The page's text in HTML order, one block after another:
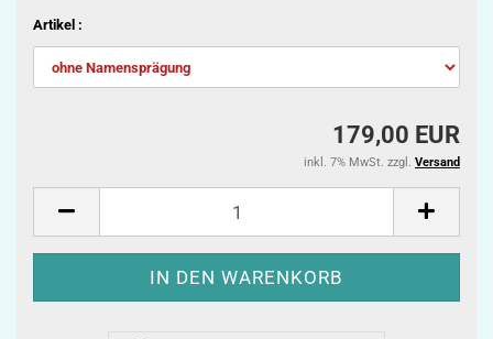
Artikel :
179,00 EUR
inkl. 7% MwSt. zzgl. Versand